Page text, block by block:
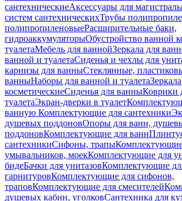
сантехническиеАксессуары для
систем сантехническихТрубы
полипропиленовыеРасширительные баки,
гидроаккумуляторыОбустройство ванной
туалетаМебель для ваннойЗеркала для
ванной и туалетаСиденья и чехлы для
карнизы для ванныСтеклянные,
ванныНаборы для ванной и туалетаЗеркала
косметическиеСиденья для ванныКоврики
туалетаЭкран-дверки в туалет
ванную Комплектующие для сантехники
душевых поддоновОпоры для ванн,
поддоновКомплектующие для ванн
сантехникиСифоны, трапы
умывальников, моекКомплектующие для
бидеБачки для унитазовКомплектующие
гарнитуровКомплектующие для сифонов,
траповКомплектующие для смесителей
душевых кабин, уголковСантехника для